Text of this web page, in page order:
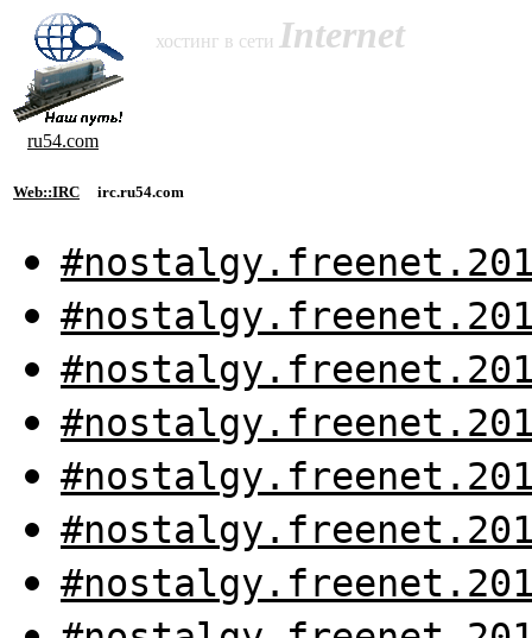
хостинг в сети Internet
ru54.com
Web::IRC irc.ru54.com